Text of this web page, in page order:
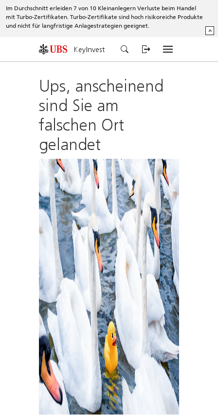
Im Durchschnitt erleiden 7 von 10 Kleinanlegern Verluste beim Handel
mit Turbo-Zertifikaten. Turbo-Zertifikate sind hoch risikoreiche Produkte
und nicht für langfristige Anlagestrategien geeignet.
^
KeyInvest
Ups, anscheinend
sind Sie am
falschen Ort
gelandet